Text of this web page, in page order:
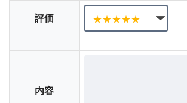
評価
内容